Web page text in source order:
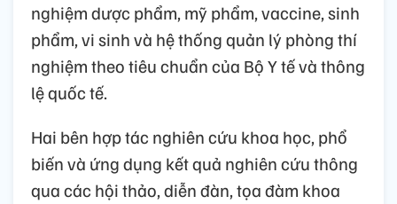
nghiệm dược phẩm, mỹ phẩm, vaccine, sinh
phẩm, vi sinh và hệ thống quản lý phòng thí
nghiệm theo tiêu chuẩn của Bộ Y tế và thông
lệ quốc tế.
Hai bên hợp tác nghiên cứu khoa học, phổ
biến và ứng dụng kết quả nghiên cứu thông
qua các hội thảo, diễn đàn, tọa đàm khoa